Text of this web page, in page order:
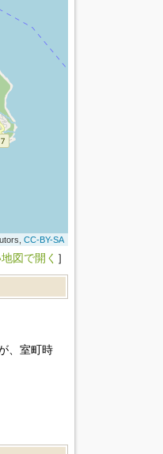
CC-BY-SA
図で開く ］
、室町時